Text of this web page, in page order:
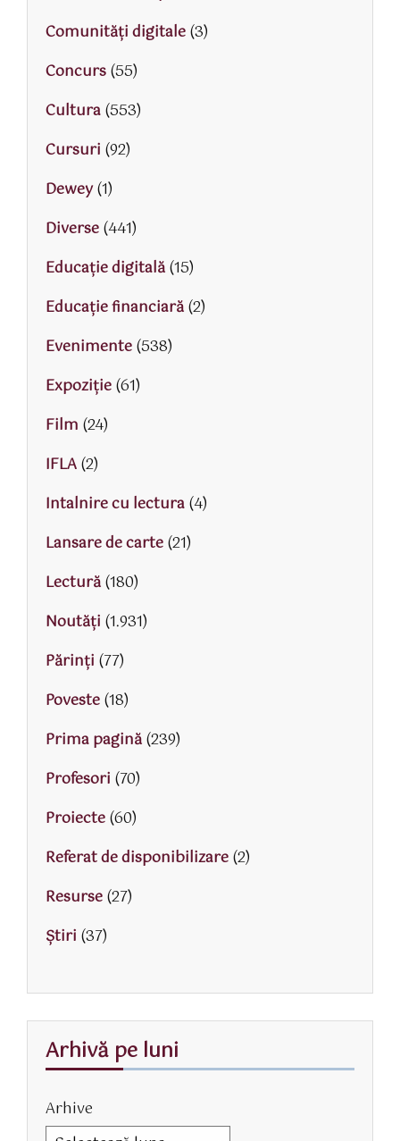
Comunități digitale(3)
Concurs(55)
Cultura(553)
Cursuri (92)
Dewey(1)
Diverse(441)
Educaţie digitală(15)
Educaţie financiară(2)
Evenimente(538)
Expoziție(61)
Film (24)
IFLA(2)
Intalnire cu lectura(4)
Lansare de carte(21)
Lectură(180)
Noutăți (1.931)
Părinţi (77)
Poveste(18)
Prima pagină(239)
Profesori (70)
Proiecte(60)
Referat de disponibilizare(2)
Resurse(27)
Știri (37)
Arhivă pe luni
Arhive